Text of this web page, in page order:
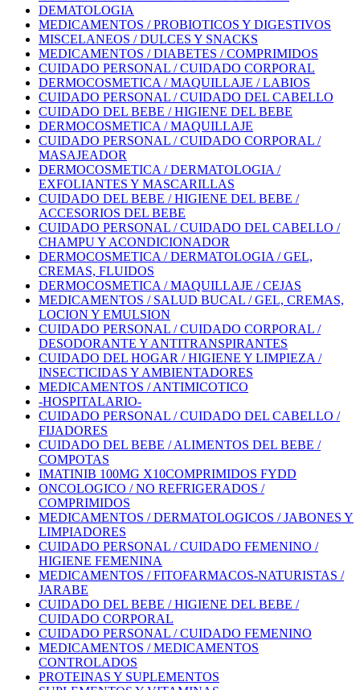
DEMATOLOGIA
MEDICAMENTOS / PROBIOTICOS Y DIGESTIVOS
MISCELANEOS / DULCES Y SNACKS
MEDICAMENTOS / DIABETES / COMPRIMIDOS
CUIDADO PERSONAL / CUIDADO CORPORAL
DERMOCOSMETICA / MAQUILLAJE / LABIOS
CUIDADO PERSONAL / CUIDADO DEL CABELLO
CUIDADO DEL BEBE / HIGIENE DEL BEBE
DERMOCOSMETICA / MAQUILLAJE
CUIDADO PERSONAL / CUIDADO CORPORAL /
MASAJEADOR
DERMOCOSMETICA / DERMATOLOGIA /
EXFOLIANTES Y MASCARILLAS
CUIDADO DEL BEBE / HIGIENE DEL BEBE /
ACCESORIOS DEL BEBE
CUIDADO PERSONAL / CUIDADO DEL CABELLO /
CHAMPU Y ACONDICIONADOR
DERMOCOSMETICA / DERMATOLOGIA / GEL,
CREMAS, FLUIDOS
DERMOCOSMETICA / MAQUILLAJE / CEJAS
MEDICAMENTOS / SALUD BUCAL / GEL, CREMAS,
LOCION Y EMULSION
CUIDADO PERSONAL / CUIDADO CORPORAL /
DESODORANTE Y ANTITRANSPIRANTES
CUIDADO DEL HOGAR / HIGIENE Y LIMPIEZA /
INSECTICIDAS Y AMBIENTADORES
MEDICAMENTOS / ANTIMICOTICO
-HOSPITALARIO-
CUIDADO PERSONAL / CUIDADO DEL CABELLO /
FIJADORES
CUIDADO DEL BEBE / ALIMENTOS DEL BEBE /
COMPOTAS
IMATINIB 100MG X10COMPRIMIDOS FYDD
ONCOLOGICO / NO REFRIGERADOS /
COMPRIMIDOS
MEDICAMENTOS / DERMATOLOGICOS / JABONES Y
LIMPIADORES
CUIDADO PERSONAL / CUIDADO FEMENINO /
HIGIENE FEMENINA
MEDICAMENTOS / FITOFARMACOS-NATURISTAS /
JARABE
CUIDADO DEL BEBE / HIGIENE DEL BEBE /
CUIDADO CORPORAL
CUIDADO PERSONAL / CUIDADO FEMENINO
MEDICAMENTOS / MEDICAMENTOS
CONTROLADOS
PROTEINAS Y SUPLEMENTOS